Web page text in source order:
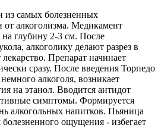
самых болезненных
от алкоголизма. Медикамент
глубину 2-3 см. После
алкоголику делают разрез в
Препарат начинает
сразу. После введения Торпедо
алкоголя, возникает
на этанол. Вводится антидот
симптомы. Формируется
алкогольных напитков. Пьяница
болезненного ощущения - избегает